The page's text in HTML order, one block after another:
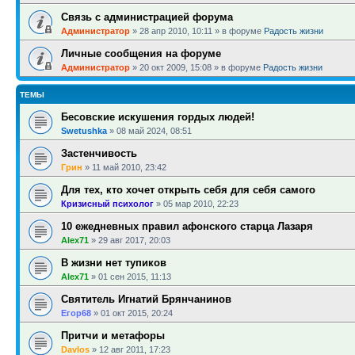
Связь с администрацией форума
Администратор » 28 апр 2010, 10:11 » в форуме Радость жизни
Личные сообщения на форуме
Администратор » 20 окт 2009, 15:08 » в форуме Радость жизни
ТЕМЫ
Бесовские искушения гордых людей!
Swetushka » 08 май 2024, 08:51
Застенчивость
Грин » 11 май 2010, 23:42
Для тех, кто хочет открыть себя для себя самого
Кризисный психолог » 05 мар 2010, 22:23
10 ежедневных правил афонского старца Лазаря
Alex71 » 29 авг 2017, 20:03
В жизни нет тупиков
Alex71 » 01 сен 2015, 11:13
Святитель Игнатий Брянчанинов
Егор68 » 01 окт 2015, 20:24
Притчи и метафоры
Davlos » 12 авг 2011, 17:23